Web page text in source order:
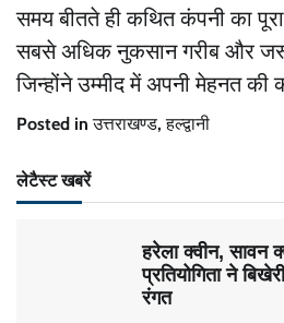
समय बीतते ही कथित कंपनी का पूरा
सबसे अधिक नुकसान गरीब और
जिन्होंने उम्मीद में अपनी मेहनत की
Posted inउत्तराखण्ड,हल्द्वानी
लेटैस्ट खबरें
हरेला क्वीन, सावन
प्रतियोगिता ने
रंगत